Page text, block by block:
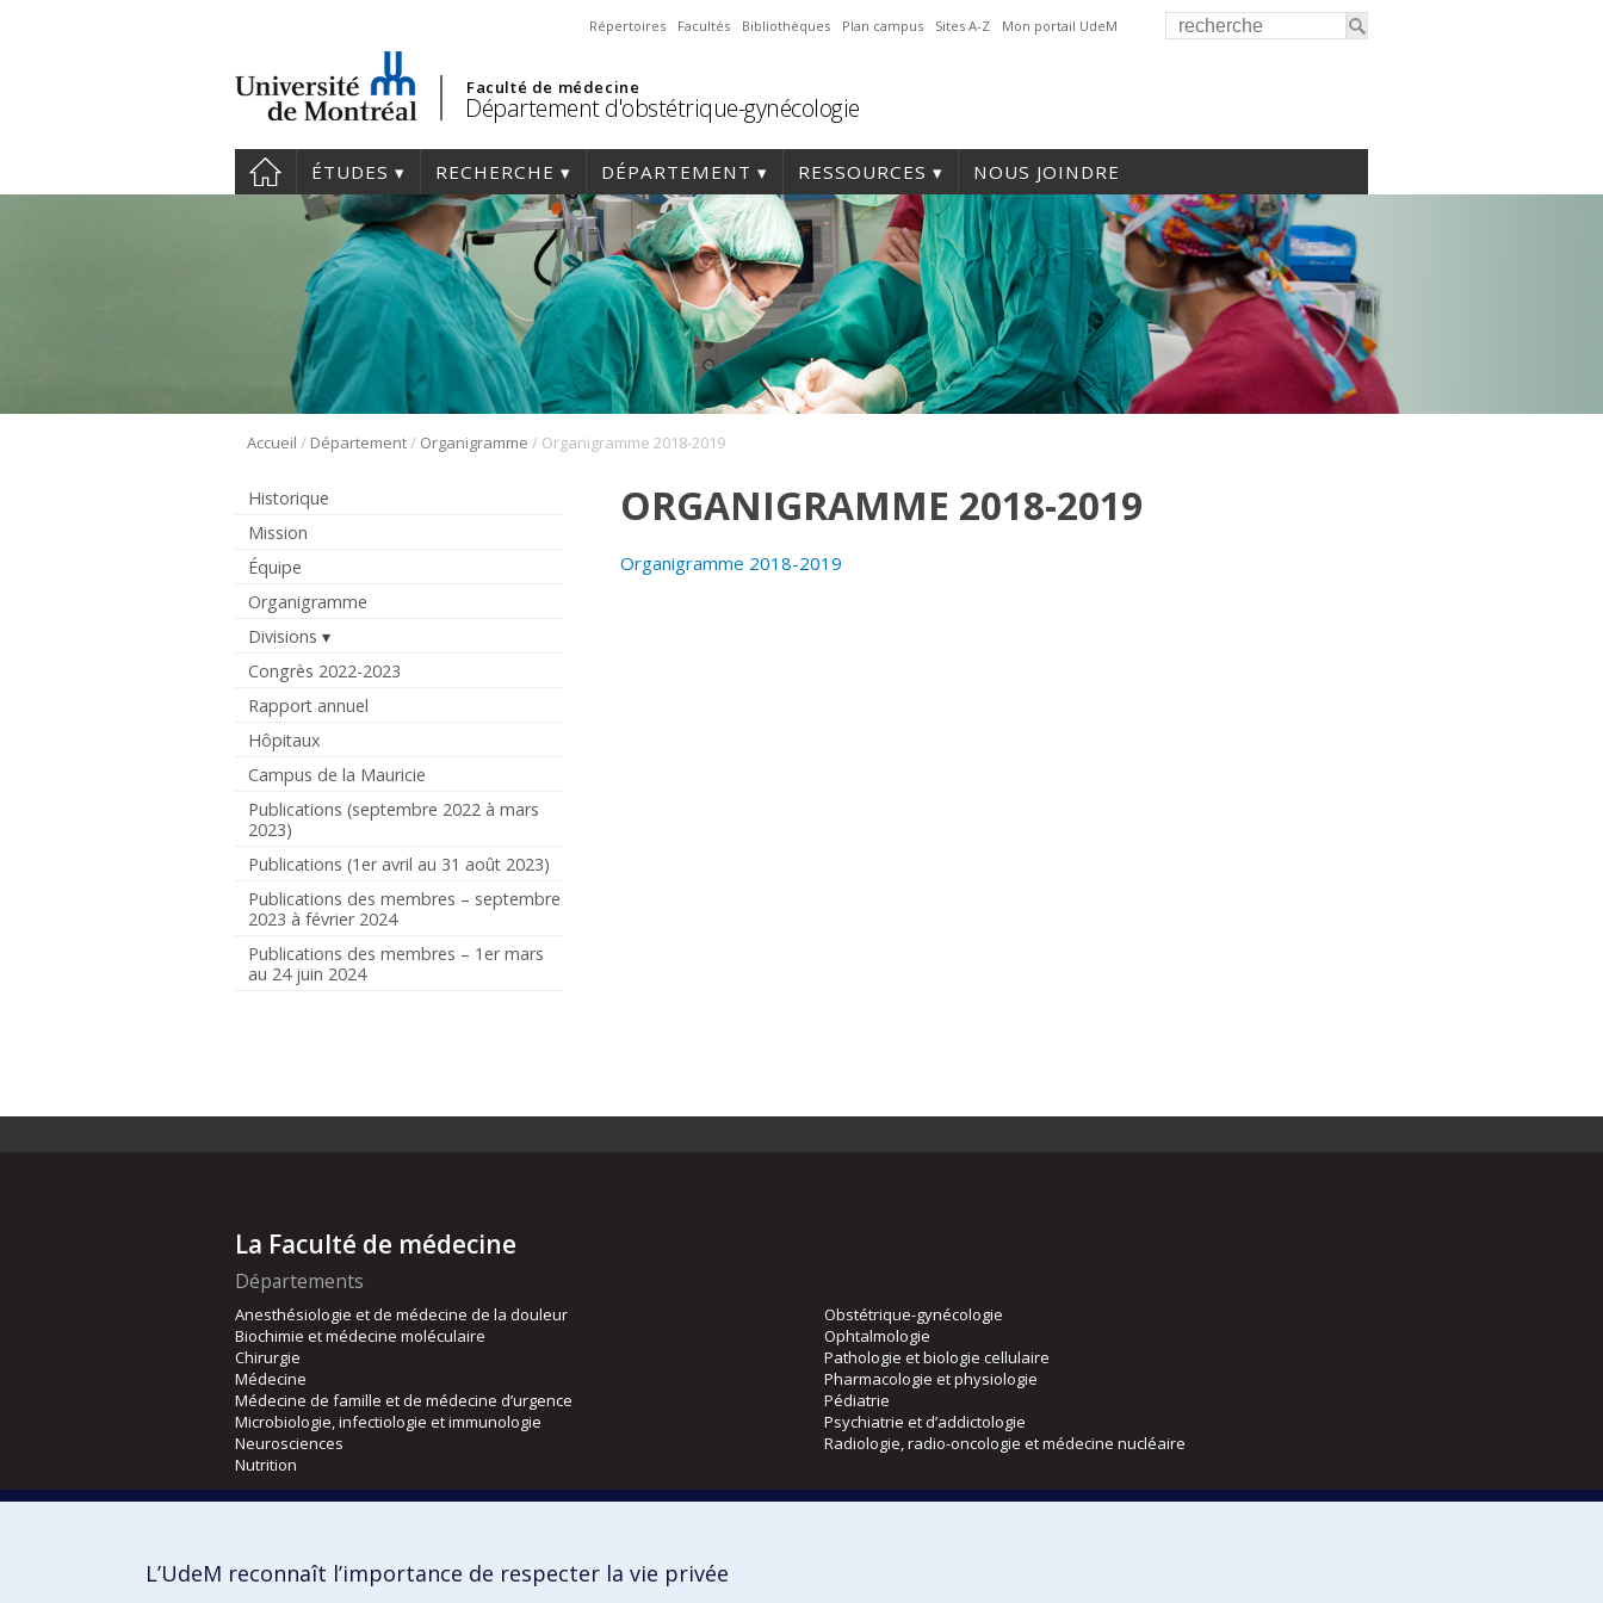
Répertoires Facultés Bibliothèques Plan campus Sites A-Z Mon portail UdeM
Faculté de médecine
Département d'obstétrique-gynécologie
ÉTUDES RECHERCHE DÉPARTEMENT RESSOURCES NOUS JOINDRE
Accueil / Département/ Organigramme / Organigramme 2018-2019
Historique
Mission
Équipe
Organigramme
Divisions
Congrès 2022-2023
Rapport annuel
Hôpitaux
Campus de la Mauricie
Publications (septembre 2022 à mars
2023)
Publications (1er avril au 31 août 2023)
Publications des membres – septembre
2023 à février 2024
Publications des membres – 1er mars
au 24 juin 2024
ORGANIGRAMME 2018-2019
Organigramme 2018-2019
La Faculté de médecine
Départements
Anesthésiologie et de médecine de la douleur
Biochimie et médecine moléculaire
Chirurgie
Médecine
Médecine de famille et de médecine d’urgence
Microbiologie, infectiologie et immunologie
Neurosciences
Nutrition
Obstétrique-gynécologie
Ophtalmologie
Pathologie et biologie cellulaire
Pharmacologie et physiologie
Pédiatrie
Psychiatrie et d’addictologie
Radiologie, radio-oncologie et médecine nucléaire
Orthophonie et audiologie
L’UdeM reconnaît l’importance de respecter la vie privée